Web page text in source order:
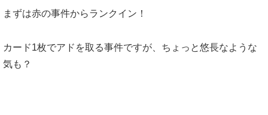
まずは赤の事件からランクイン！
カード1枚でアドを取る事件ですが、ちょっと悠長なような
気も？